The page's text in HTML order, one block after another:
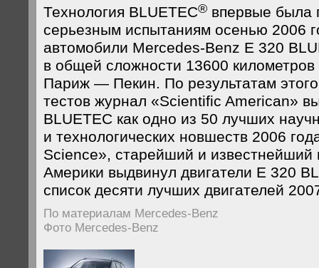
Технология BLUETEC® впервые была
серьезным испытаниям осенью 2006
автомобили Mercedes-Benz E 320
в общей сложности 13600
Париж — Пекин. По результатам
тестов журнал «Scientific American»
BLUETEC как одно из 50 лучших
и технологических новшеств 2006
Science», старейший и
Америки выдвинул двигатели Е 320
список десяти лучших двигателей
По материалам Mercedes-Benz
Фото Mercedes-Benz